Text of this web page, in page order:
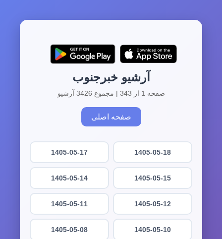
آرشیو خبرجنوب
صفحه 1 از 343 | مجموع 3426 آرشیو
صفحه اصلی
1405-05-18
1405-05-17
1405-05-15
1405-05-14
1405-05-12
1405-05-11
1405-05-10
1405-05-08